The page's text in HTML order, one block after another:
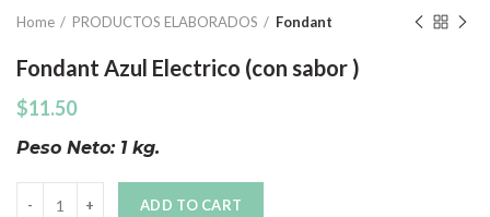
Home PRODUCTOS ELABORADOS Fondant
Fondant Azul Electrico (con sabor )
$11.50
Peso Neto: 1 kg.
ADD TO CART